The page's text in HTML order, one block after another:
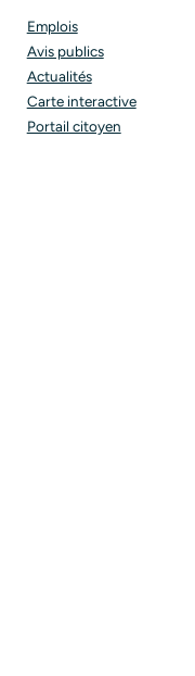
Emplois
Avis publics
Actualités
Carte interactive
Portail citoyen